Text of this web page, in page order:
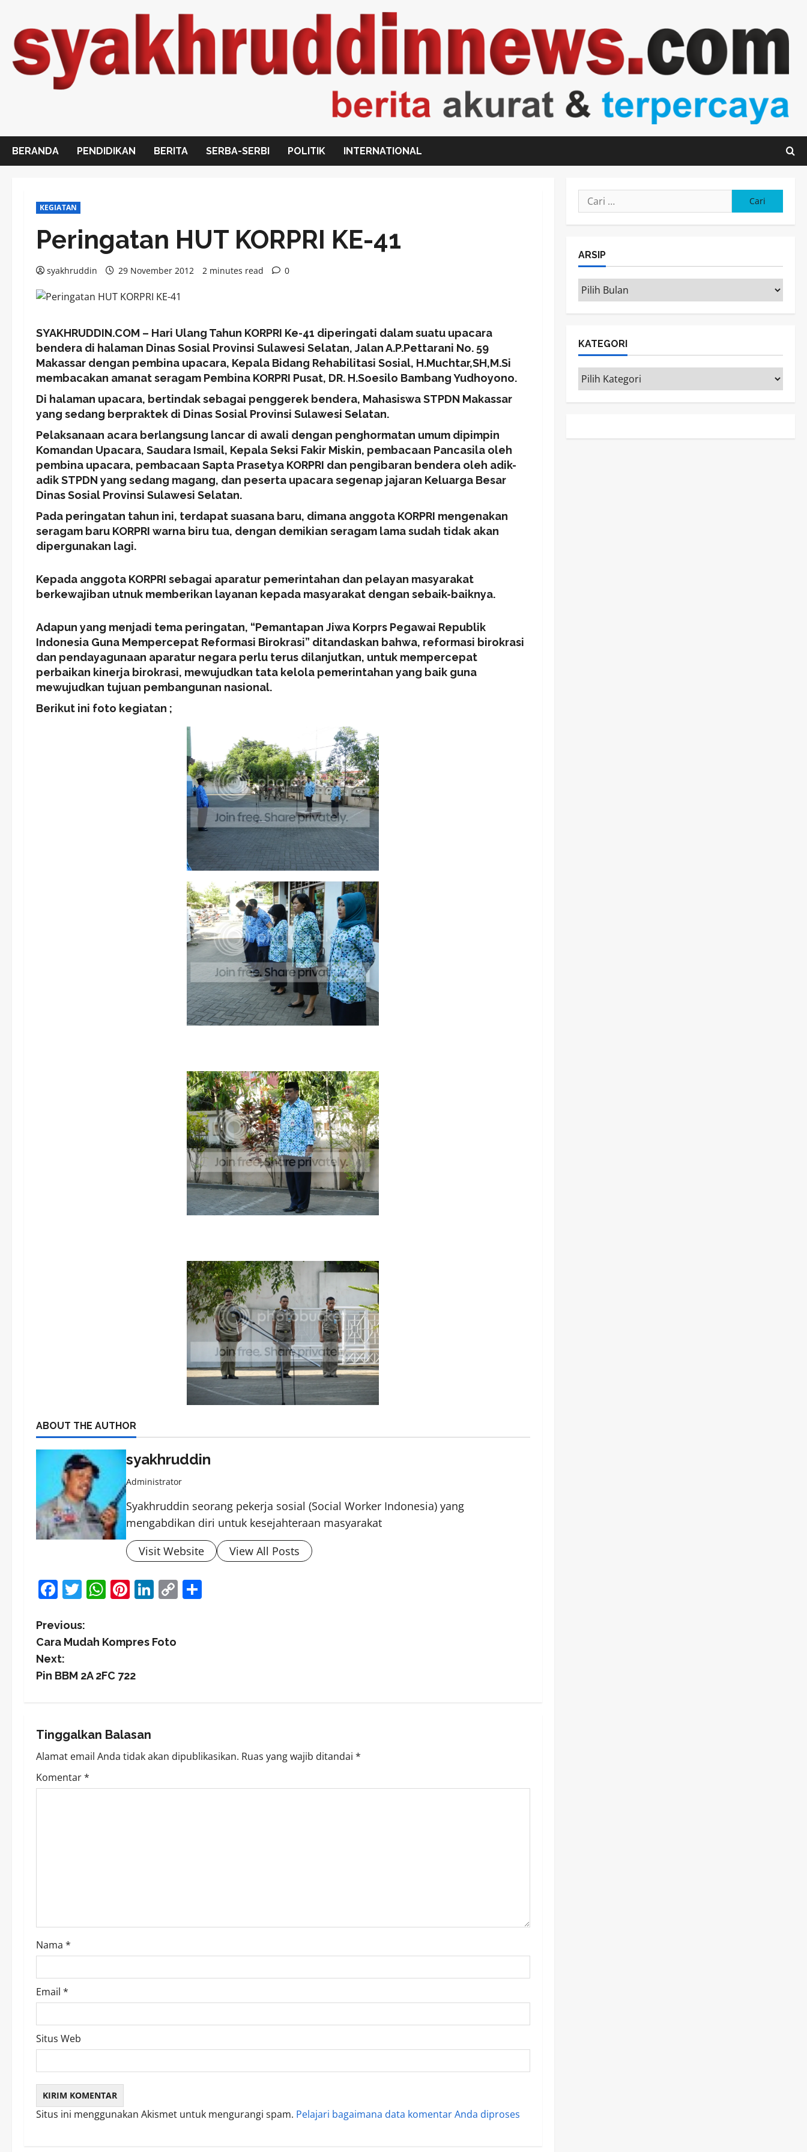
content
BERANDA PENDIDIKAN BERITA SERBA-SERBI POLITIK INTERNATIONAL
KEGIATAN
Peringatan HUT KORPRI KE-41
syakhruddin 29 November 2012 2 minutes read 0
SYAKHRUDDIN.COM – Hari Ulang Tahun KORPRI Ke-41 diperingati dalam suatu upacara
bendera di halaman Dinas Sosial Provinsi Sulawesi Selatan, Jalan A.P.Pettarani No. 59
Makassar dengan pembina upacara, Kepala Bidang Rehabilitasi Sosial, H.Muchtar,SH,M.Si
membacakan amanat seragam Pembina KORPRI Pusat, DR. H.Soesilo Bambang Yudhoyono.
Di halaman upacara, bertindak sebagai penggerek bendera, Mahasiswa STPDN Makassar
yang sedang berpraktek di Dinas Sosial Provinsi Sulawesi Selatan.
Pelaksanaan acara berlangsung lancar di awali dengan penghormatan umum dipimpin
Komandan Upacara, Saudara Ismail, Kepala Seksi Fakir Miskin, pembacaan Pancasila oleh
pembina upacara, pembacaan Sapta Prasetya KORPRI dan pengibaran bendera oleh adik-
adik STPDN yang sedang magang, dan peserta upacara segenap jajaran Keluarga Besar
Dinas Sosial Provinsi Sulawesi Selatan.
Pada peringatan tahun ini, terdapat suasana baru, dimana anggota KORPRI mengenakan
seragam baru KORPRI warna biru tua, dengan demikian seragam lama sudah tidak akan
dipergunakan lagi.
Kepada anggota KORPRI sebagai aparatur pemerintahan dan pelayan masyarakat
berkewajiban utnuk memberikan layanan kepada masyarakat dengan sebaik-baiknya.
Adapun yang menjadi tema peringatan, “Pemantapan Jiwa Korprs Pegawai Republik
Indonesia Guna Mempercepat Reformasi Birokrasi” ditandaskan bahwa, reformasi birokrasi
dan pendayagunaan aparatur negara perlu terus dilanjutkan, untuk mempercepat
perbaikan kinerja birokrasi, mewujudkan tata kelola pemerintahan yang baik guna
mewujudkan tujuan pembangunan nasional.
Berikut ini foto kegiatan ;
ABOUT THE AUTHOR
syakhruddin
Administrator
Syakhruddin seorang pekerja sosial (Social Worker Indonesia) yang
mengabdikan diri untuk kesejahteraan masyarakat
Visit Website
View All Posts
Facebook
Twitter
WhatsApp
Pinterest
LinkedIn
Copy
P
o
s
n
a
v
o
n
Previous:
Cara Mudah Kompres Foto
Next:
Pin BBM 2A 2FC 722
Tinggalkan Balasan
Alamat email Anda tidak akan dipublikasikan. Ruas yang wajib ditandai *
Komentar*
Nama *
Email *
Situs Web
Situs ini menggunakan Akismet untuk mengurangi spam. Pelajari bagaimana data komentar Anda diproses
Cari
untuk:
ARSIP
ARSIP
KATEGORI
Kategori